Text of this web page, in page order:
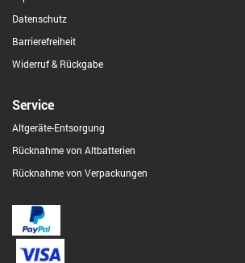
Datenschutz
Barrierefreiheit
Widerruf & Rückgabe
Service
Altgeräte-Entsorgung
Rücknahme von Altbatterien
Rücknahme von Verpackungen